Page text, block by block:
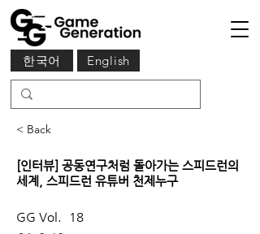
English
한국어
< Back
[인터뷰] 공동연구처럼 돌아가는 스피드런의
세계, 스피드런 유튜버 천제누구
GG Vol. 18